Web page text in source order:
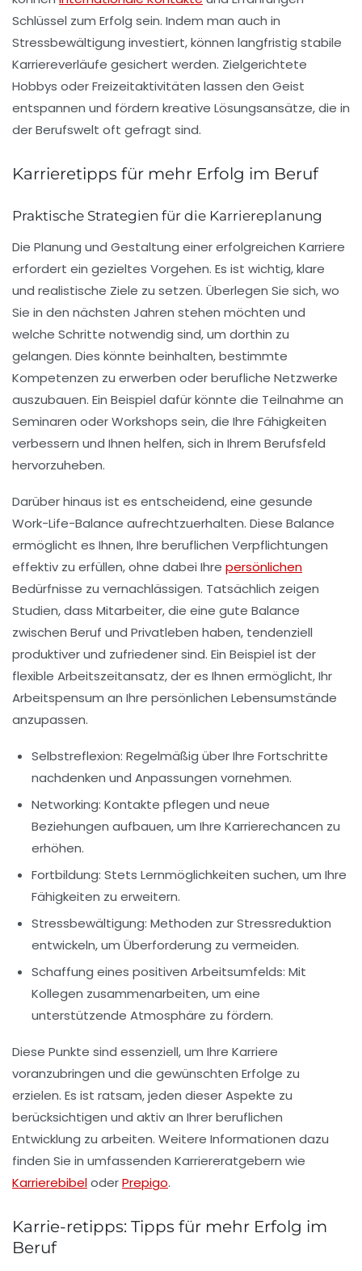
Schlüssel zum Erfolg sein. Indem man auch in
Stressbewältigung investiert, können langfristig stabile
Karriereverläufe gesichert werden. Zielgerichtete
Hobbys oder Freizeitaktivitäten lassen den Geist
entspannen und fördern kreative Lösungsansätze, die in
der Berufswelt oft gefragt sind.
Karrieretipps für mehr Erfolg im Beruf
Praktische Strategien für die Karriereplanung
Die Planung und Gestaltung einer erfolgreichen Karriere
erfordert ein gezieltes Vorgehen. Es ist wichtig,klare
und realistische Ziele zu setzen. Überlegen Sie sich, wo
Sie in den nächsten Jahren stehen möchten und
welche Schritte notwendig sind, um dorthin zu
gelangen. Dies könnte beinhalten, bestimmte
Kompetenzen zu erwerben oderberufliche Netzwerke
auszubauen. Ein Beispiel dafür könnte die Teilnahme an
Seminaren oder Workshops sein, die Ihre Fähigkeiten
verbessern und Ihnen helfen, sich in Ihrem Berufsfeld
hervorzuheben.
Darüber hinaus ist es entscheidend, eine gesunde
Work-Life-Balance aufrechtzuerhalten. Diese Balance
ermöglicht es Ihnen, Ihre beruflichen Verpflichtungen
effektiv zu erfüllen, ohne dabei Ihre persönlichen
Bedürfnisse zu vernachlässigen. Tatsächlich zeigen
Studien, dass Mitarbeiter, die eine gute Balance
zwischen Beruf und Privatleben haben, tendenziell
produktiver und zufriedener sind. Ein Beispiel ist der
flexible Arbeitszeitansatz, der es Ihnen ermöglicht, Ihr
Arbeitspensum an Ihre persönlichen Lebensumstände
anzupassen.
Selbstreflexion: Regelmäßig über Ihre Fortschritte
nachdenken und Anpassungen vornehmen.
Networking: Kontakte pflegen und neue
Beziehungen aufbauen, um Ihre Karrierechancen zu
erhöhen.
Fortbildung: Stets Lernmöglichkeiten suchen, um Ihre
Fähigkeiten zu erweitern.
Stressbewältigung: Methoden zur Stressreduktion
entwickeln, um Überforderung zu vermeiden.
Schaffung eines positiven Arbeitsumfelds: Mit
Kollegen zusammenarbeiten, um eine
unterstützende Atmosphäre zu fördern.
Diese Punkte sind essenziell, um Ihre Karriere
voranzubringen und die gewünschten Erfolge zu
erzielen. Es ist ratsam, jeden dieser Aspekte zu
berücksichtigen und aktiv an Ihrer beruflichen
Entwicklung zu arbeiten. Weitere Informationen dazu
finden Sie in umfassenden Karriereratgebern wie
KarrierebibeloderPrepigo.
Karrie-retipps: Tipps für mehr Erfolg im
Beruf